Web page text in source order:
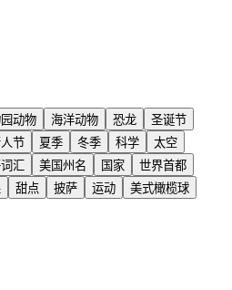
动物 海洋动物 恐龙
圣诞节
节 夏季 冬季 科学
太空
汇 美国州名 国家
世界首都
甜点 披萨 运动
美式橄榄球